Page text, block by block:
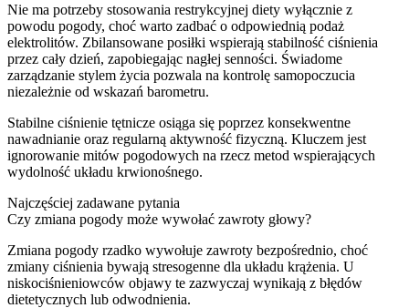
Nie ma potrzeby stosowania restrykcyjnej diety wyłącznie z
powodu pogody, choć warto zadbać o odpowiednią podaż
elektrolitów. Zbilansowane posiłki wspierają stabilność ciśnienia
przez cały dzień, zapobiegając nagłej senności. Świadome
zarządzanie stylem życia pozwala na kontrolę samopoczucia
niezależnie od wskazań barometru.
Stabilne ciśnienie tętnicze osiąga się poprzez konsekwentne
nawadnianie oraz regularną aktywność fizyczną. Kluczem jest
ignorowanie mitów pogodowych na rzecz metod wspierających
wydolność układu krwionośnego.
Najczęściej zadawane pytania
Czy zmiana pogody może wywołać zawroty głowy?
Zmiana pogody rzadko wywołuje zawroty bezpośrednio, choć
zmiany ciśnienia bywają stresogenne dla układu krążenia. U
niskociśnieniowców objawy te zazwyczaj wynikają z błędów
dietetycznych lub odwodnienia.